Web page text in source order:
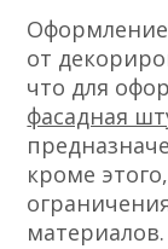
от
что для
фасадная
кроме
материалов.